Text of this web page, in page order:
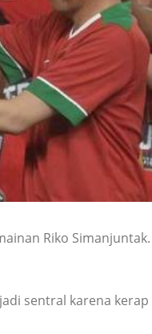
Riko Simanjuntak.
sentral karena kerap